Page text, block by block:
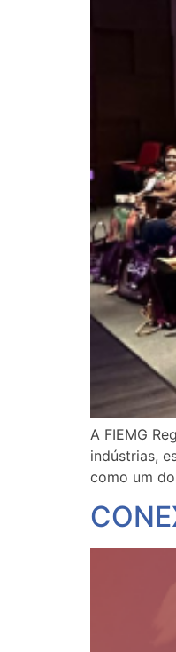
A FIEMG
indústrias,
como um